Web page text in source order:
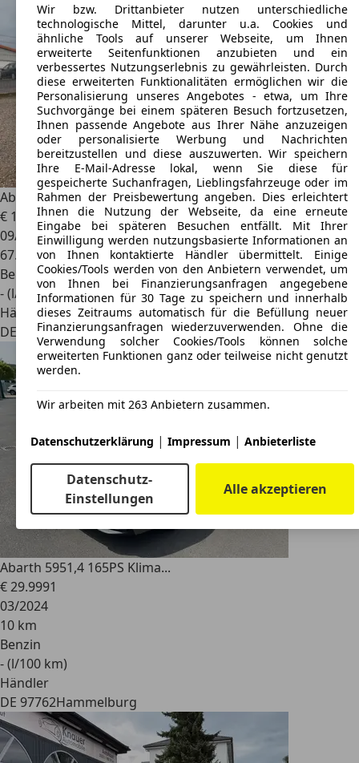
Abarth 5951.4 T-Jet G-Tech Record Monza Tieferlegung
€ 14.290
09/2018
67.500 km
Benzin
- (l/100 km)
Händler
DE 52222Stolberg
Abarth 5951,4 165PS Klima...
€ 29.9991
03/2024
10 km
Benzin
- (l/100 km)
Händler
DE 97762Hammelburg
Wir bzw. Drittanbieter nutzen unterschiedliche
technologische Mittel, darunter u.a. Cookies und
ähnliche Tools auf unserer Webseite, um Ihnen
erweiterte Seitenfunktionen anzubieten und ein
verbessertes Nutzungserlebnis zu gewährleisten. Durch
diese erweiterten Funktionalitäten ermöglichen wir die
Personalisierung unseres Angebotes - etwa, um Ihre
Suchvorgänge bei einem späteren Besuch fortzusetzen,
Ihnen passende Angebote aus Ihrer Nähe anzuzeigen
oder personalisierte Werbung und Nachrichten
bereitzustellen und diese auszuwerten. Wir speichern
Ihre E-Mail-Adresse lokal, wenn Sie diese für
gespeicherte Suchanfragen, Lieblingsfahrzeuge oder im
Rahmen der Preisbewertung angeben. Dies erleichtert
Ihnen die Nutzung der Webseite, da eine erneute
Eingabe bei späteren Besuchen entfällt. Mit Ihrer
Einwilligung werden nutzungsbasierte Informationen an
von Ihnen kontaktierte Händler übermittelt. Einige
Cookies/Tools werden von den Anbietern verwendet, um
von Ihnen bei Finanzierungsanfragen angegebene
Informationen für 30 Tage zu speichern und innerhalb
dieses Zeitraums automatisch für die Befüllung neuer
Finanzierungsanfragen wiederzuverwenden. Ohne die
Verwendung solcher Cookies/Tools können solche
erweiterten Funktionen ganz oder teilweise nicht genutzt
werden.
Wir arbeiten mit 263 Anbietern zusammen.
Datenschutzerklärung | Impressum | Anbieterliste
Datenschutz-
Einstellungen
Alle akzeptieren